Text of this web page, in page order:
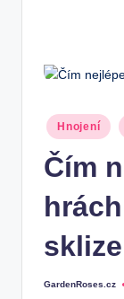
Posted
in
Hnojení
Čím
Posted
GardenRoses.cz